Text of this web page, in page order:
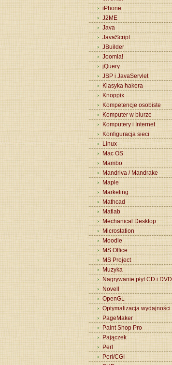
iPhone
J2ME
Java
JavaScript
JBuilder
Joomla!
jQuery
JSP i JavaServlet
Klasyka hakera
Knoppix
Kompetencje osobiste
Komputer w biurze
Komputery i Internet
Konfiguracja sieci
Linux
Mac OS
Mambo
Mandriva / Mandrake
Maple
Marketing
Mathcad
Matlab
Mechanical Desktop
Microstation
Moodle
MS Office
MS Project
Muzyka
Nagrywanie płyt CD i DVD
Novell
OpenGL
Optymalizacja wydajności
PageMaker
Paint Shop Pro
Pajączek
Perl
Perl/CGI